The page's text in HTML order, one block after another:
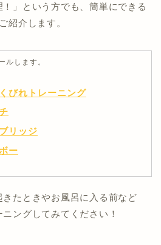
！」という方でも、簡単にできる
紹介します。
ルします。
びれトレーニング
リッジ
ー
たときやお風呂に入る前など
ニングしてみてください！